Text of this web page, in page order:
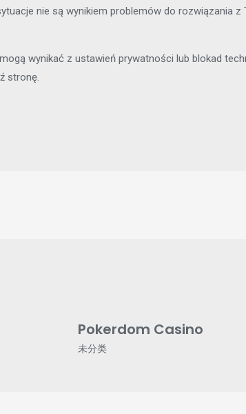
nie są wynikiem problemów do rozwiązania z
wynikać z ustawień prywatności lub blokad
stronę.
Pokerdom Casino
未分类